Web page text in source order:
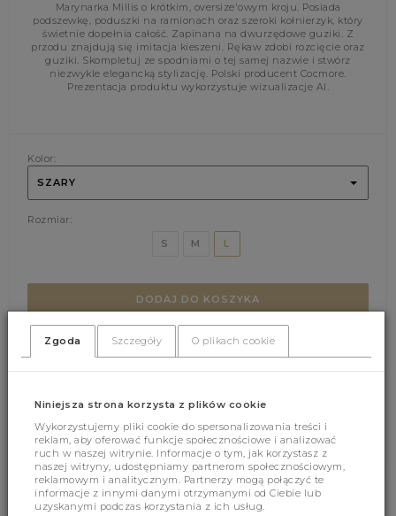
Marynarka Millis o krótkim, oversize'owym kroju. Posiada
podszewkę, poduszki na ramionach oraz szeroki kołnierzyk, który
świetnie dopełnia całość. Zapinana na dwurzędowe guziki. Z
przodu znajdują się imitacja kieszeni. Rękaw zdobi rozcięcie oraz
guziki. Skompletuj ze spodniami o tej samej nazwie i stwórz
niezwykle elegancką stylizację. Polski producent Cocmore.
Prezentacja produktu wykorzystuje wizualizacje AI.
Kolor:
SZARY
Rozmiar:
S
M L
DODAJ DO KOSZYKA
(360) (0)
Cechy produktu
Zgoda Szczegóły O plikach cookie
Niniejsza strona korzysta z plików cookie
Wykorzystujemy pliki cookie do spersonalizowania treści i
reklam, aby oferować funkcje społecznościowe i analizować
ruch w naszej witrynie. Informacje o tym, jak korzystasz z
naszej witryny, udostępniamy partnerom społecznościowym,
reklamowym i analitycznym. Partnerzy mogą połączyć te
informacje z innymi danymi otrzymanymi od Ciebie lub
uzyskanymi podczas korzystania z ich usług.